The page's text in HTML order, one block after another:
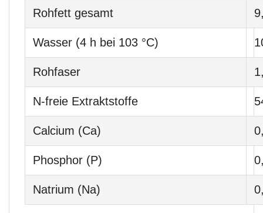
Rohfett gesamt
Wasser (4 h bei 103 °C)
Rohfaser
N-freie Extraktstoffe
Calcium (Ca)
Phosphor (P)
Natrium (Na)